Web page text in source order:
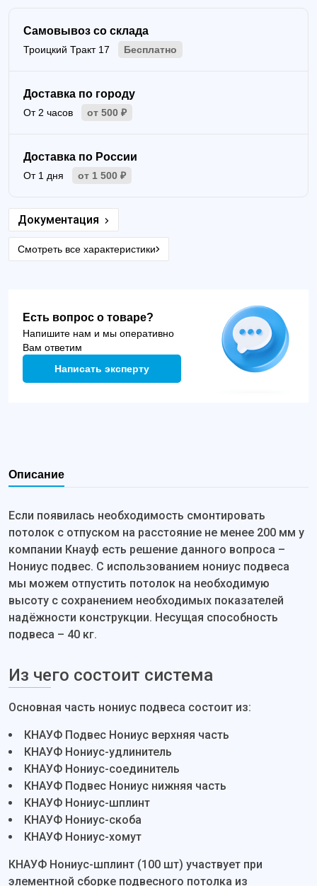
Самовывоз со склада
Троицкий Тракт 17 Бесплатно
Доставка по городу
От 2 часов от 500 ₽
Доставка по России
От 1 дня от 1 500 ₽
Документация
Смотреть все характеристики
Есть вопрос о товаре?
Напишите нам и мы оперативно
Вам ответим
Написать эксперту
Описание
Если появилась необходимость смонтировать
потолок с отпуском на расстояние не менее 200 мм у
компании Кнауф есть решение данного вопроса –
Нониус подвес. С использованием нониус подвеса
мы можем отпустить потолок на необходимую
высоту с сохранением необходимых показателей
надёжности конструкции. Несущая способность
подвеса – 40 кг.
Из чего состоит система
Основная часть нониус подвеса состоит из:
КНАУФ Подвес Нониус верхняя часть
КНАУФ Нониус-удлинитель
КНАУФ Нониус-соединитель
КНАУФ Подвес Нониус нижняя часть
КНАУФ Нониус-шплинт
КНАУФ Нониус-скоба
КНАУФ Нониус-хомут
КНАУФ Нониус-шплинт (100 шт) участвует при
элементной сборке подвесного потолка из